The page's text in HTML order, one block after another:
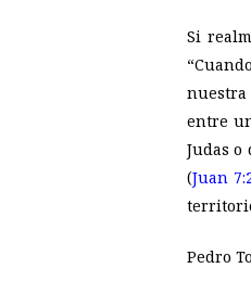
Si
“
nuestra
entre
Judas o
(Juan
Pedro